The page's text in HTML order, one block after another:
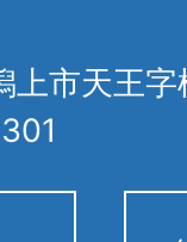
市天王